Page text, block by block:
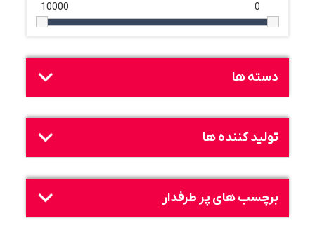
0
10000
دسته ها
تولید کننده ها
برچسب های پر طرفدار